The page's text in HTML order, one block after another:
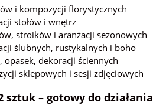
i kompozycji florystycznych
stołów i wnętrz
stroików i aranżacji sezonowych
ślubnych, rustykalnych i boho
opasek, dekoracji ściennych
sklepowych i sesji zdjęciowych
sztuk – gotowy do działania